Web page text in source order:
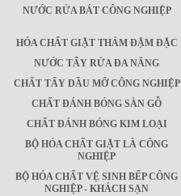
NƯỚC RỬA BÁT CÔNG NGHIỆP
HÓA CHẤT GIẶT THẢM ĐẬM ĐẶC
NƯỚC TẨY RỬA ĐA NĂNG
CHẤT TẨY DẦU MỠ CÔNG NGHIỆP
CHẤT ĐÁNH BÓNG SÀN GỖ
CHẤT ĐÁNH BÓNG KIM LOẠI
BỘ HÓA CHẤT GIẶT LÀ CÔNG
NGHIỆP
BỘ HÓA CHẤT VỆ SINH BẾP CÔNG
NGHIỆP - KHÁCH SẠN